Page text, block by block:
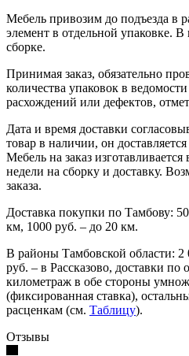
Мебель привозим до подъезда в
элемент в отдельной упаковке.
сборке.
Принимая заказ, обязательно
количества упаковок в
расхождений или дефектов,
Дата и время доставки
товар в наличии, он
Мебель на заказ
недели на сборку и доставку.
заказа.
Доставка покупки по Тамбову:
км, 1000 руб. – до 20 км.
В районы Тамбовской области: 2
руб. – в Рассказово, доставки по
километраж в обе стороны
(фиксированная ставка),
расценкам (см. Таблицу).
Отзывы